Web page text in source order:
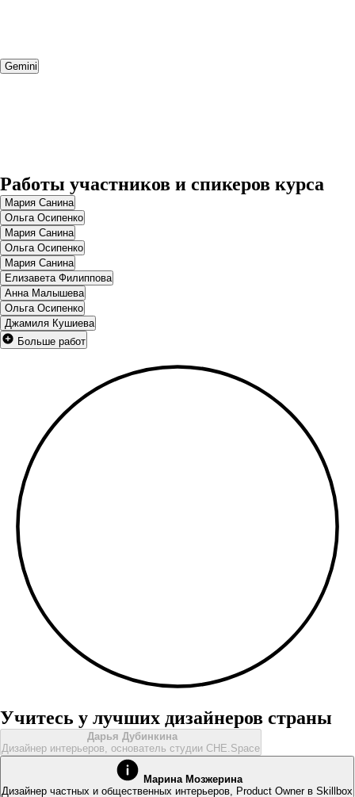
Gemini
Работы участников и спикеров курса
Мария Санина
Ольга Осипенко
Мария Санина
Ольга Осипенко
Мария Санина
Елизавета Филиппова
Анна Малышева
Ольга Осипенко
Джамиля Кушиева
Больше работ
Учитесь у лучших дизайнеров страны
Дарья Дубинкина
Дизайнер интерьеров, основатель студии CHE.Space
Марина Мозжерина
Дизайнер частных и общественных интерьеров, Product Owner в Skillbox